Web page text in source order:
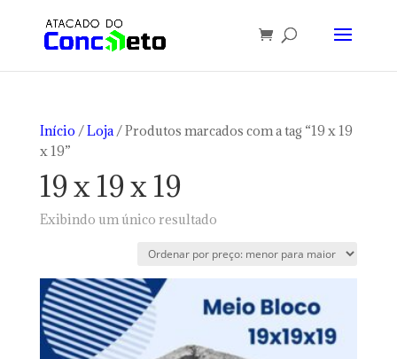
Início /Loja/ Produtos marcados com a tag “19 x 19
x 19”
19 x 19 x 19
Exibindo um único resultado